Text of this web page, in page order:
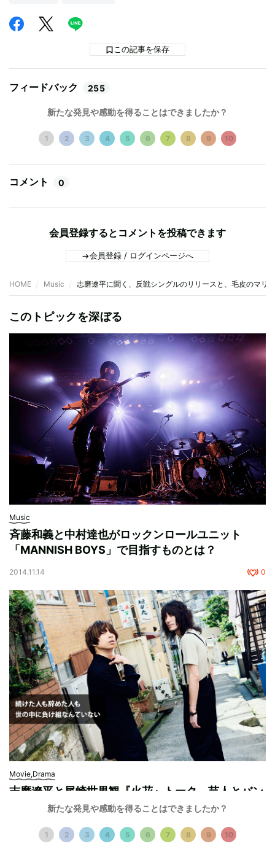
この記事を保存
フィードバック 255
新たな発見や感動を得ることはできましたか？
1 2 3 4 5 6 7 8 9 10
コメント 0
会員登録するとコメントを投稿できます
会員登録 / ログインページへ
新たな発見や感動を得ることはできましたか？
1 2 3 4 5 6 7 8 9 10
HOME Music 志磨遼平に聞く、反戦シングルのリリースと、毛皮のマリ
このトピックを深ぼる
Music
斉藤和義と中村達也がロックンロールユニット
「MANNISH BOYS」で目指すものとは？
2014.11.14 0
Movie,Drama
志磨遼平と尾崎世界観『火花』トーク。芸人とバン
ドマンの共通点
インタビュー・テキスト by 麦倉正樹 撮影：豊島望 編集：野村由芽